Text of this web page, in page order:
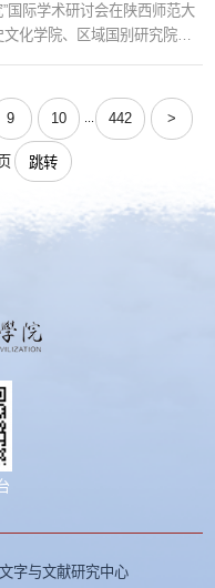
国际学术研讨会在陕西师范大
化学院、区域国别研究院主
会开幕式由陕西师范大学社会
副校长李秉忠教授，教育部高
9 10 442 >
页 跳转
字与文献研究中心